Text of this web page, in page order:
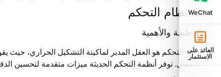
5. نظام التحكم
الوظيفة والأهمية
نظام التحكم هو العقل المدبر لماكينة التشكيل الحراري،
والفعال. توفر أنظمة التحكم الحديثة ميزات متقدمة لتحسين
WeChat
العائد على
الاستثمار